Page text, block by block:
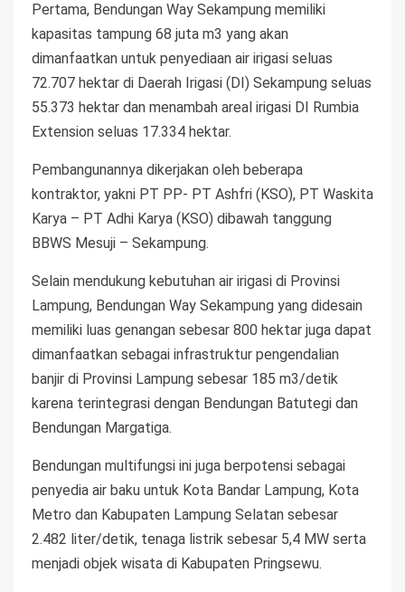
Pertama, Bendungan Way Sekampung memiliki
kapasitas tampung 68 juta m3 yang akan
dimanfaatkan untuk penyediaan air irigasi seluas
72.707 hektar di Daerah Irigasi (DI) Sekampung seluas
55.373 hektar dan menambah areal irigasi DI Rumbia
Extension seluas 17.334 hektar.
Pembangunannya dikerjakan oleh beberapa
kontraktor, yakni PT PP- PT Ashfri (KSO), PT Waskita
Karya – PT Adhi Karya (KSO) dibawah tanggung
BBWS Mesuji – Sekampung.
Selain mendukung kebutuhan air irigasi di Provinsi
Lampung, Bendungan Way Sekampung yang didesain
memiliki luas genangan sebesar 800 hektar juga dapat
dimanfaatkan sebagai infrastruktur pengendalian
banjir di Provinsi Lampung sebesar 185 m3/detik
karena terintegrasi dengan Bendungan Batutegi dan
Bendungan Margatiga.
Bendungan multifungsi ini juga berpotensi sebagai
penyedia air baku untuk Kota Bandar Lampung, Kota
Metro dan Kabupaten Lampung Selatan sebesar
2.482 liter/detik, tenaga listrik sebesar 5,4 MW serta
menjadi objek wisata di Kabupaten Pringsewu.